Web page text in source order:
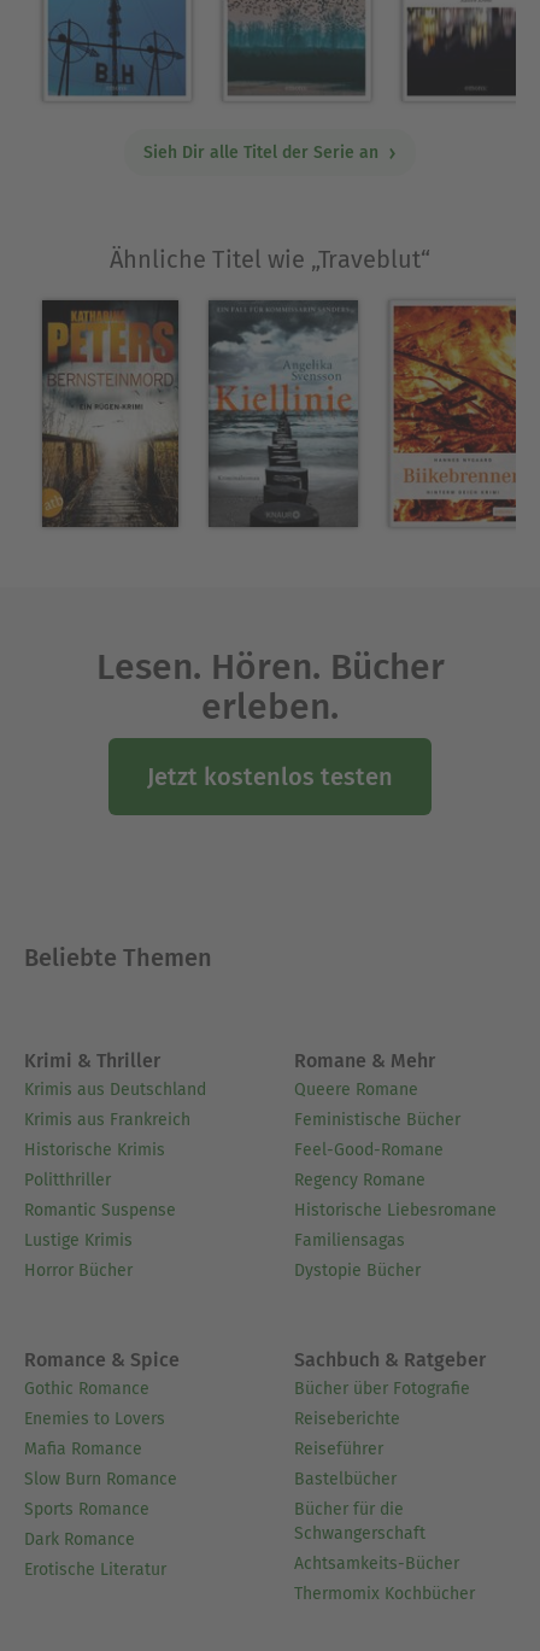
Ausblenden
Sieh Dir alle Titel der Serie an
Ähnliche Titel wie „Traveblut“
Lesen. Hören. Bücher
erleben.
Jetzt kostenlos testen
Beliebte Themen
Krimi & Thriller
Krimis aus Deutschland
Krimis aus Frankreich
Historische Krimis
Politthriller
Romantic Suspense
Lustige Krimis
Horror Bücher
Romane & Mehr
Queere Romane
Feministische Bücher
Feel-Good-Romane
Regency Romane
Historische Liebesromane
Familiensagas
Dystopie Bücher
Romance & Spice
Gothic Romance
Enemies to Lovers
Mafia Romance
Slow Burn Romance
Sports Romance
Dark Romance
Erotische Literatur
Sachbuch & Ratgeber
Bücher über Fotografie
Reiseberichte
Reiseführer
Bastelbücher
Bücher für die
Schwangerschaft
Achtsamkeits-Bücher
Thermomix Kochbücher